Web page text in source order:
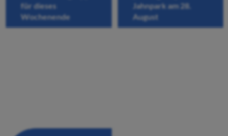
für dieses
Wochenende
Jahnpark am 28.
August